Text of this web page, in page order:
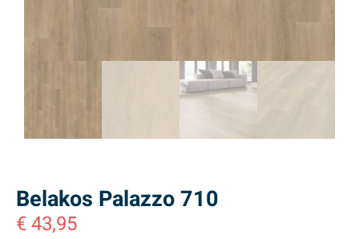
Belakos Palazzo 710
€43,95